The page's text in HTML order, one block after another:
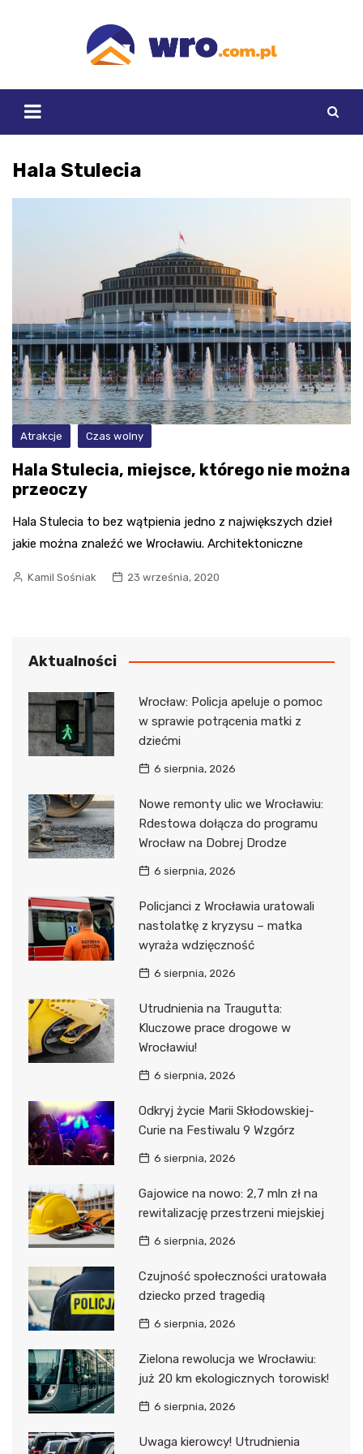
Hala Stulecia
Atrakcje Czas wolny
Hala Stulecia, miejsce, którego nie można
przeoczy
Hala Stulecia to bez wątpienia jedno z największych dzieł
jakie można znaleźć we Wrocławiu. Architektoniczne
Kamil Sośniak 23 września, 2020
Aktualności
Wrocław: Policja apeluje o pomoc
w sprawie potrącenia matki z
dziećmi
6 sierpnia, 2026
Nowe remonty ulic we Wrocławiu:
Rdestowa dołącza do programu
Wrocław na Dobrej Drodze
6 sierpnia, 2026
Policjanci z Wrocławia uratowali
nastolatkę z kryzysu – matka
wyraża wdzięczność
6 sierpnia, 2026
Utrudnienia na Traugutta:
Kluczowe prace drogowe w
Wrocławiu!
6 sierpnia, 2026
Odkryj życie Marii Skłodowskiej-
Curie na Festiwalu 9 Wzgórz
6 sierpnia, 2026
Gajowice na nowo: 2,7 mln zł na
rewitalizację przestrzeni miejskiej
6 sierpnia, 2026
Czujność społeczności uratowała
dziecko przed tragedią
6 sierpnia, 2026
Zielona rewolucja we Wrocławiu:
już 20 km ekologicznych torowisk!
6 sierpnia, 2026
Uwaga kierowcy! Utrudnienia